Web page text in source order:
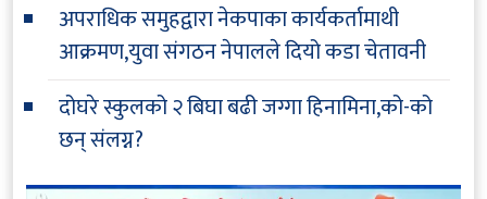
अपराधिक समुहद्वारा नेकपाका कार्यकर्तामाथी
आक्रमण,युवा संगठन नेपालले दियो कडा चेतावनी
दोघरे स्कुलको २ बिघा बढी जग्गा हिनामिना,को-को
छन् संलग्न?